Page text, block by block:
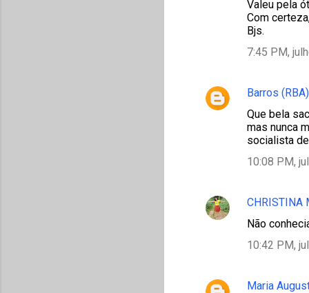
Valeu pela
Com
Bjs.
7:45 PM,
Barros (RBA)
Que bela
mas nunca
socialista
10:08 PM,
CHRISTINA
Não
10:42 PM,
Maria